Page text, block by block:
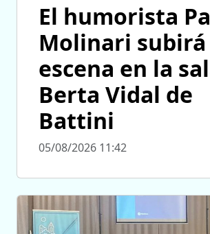
El humorista
Molinari subirá
escena en la
Berta Vidal de
Battini
05/08/2026 11:42